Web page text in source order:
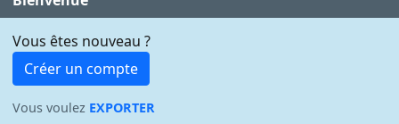
Vous êtes nouveau ?
Créer un compte
Vous voulez EXPORTER